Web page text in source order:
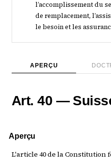
l’accomplissement du
de remplacement,
le besoin et les
APERÇU
Art. 40 —
Aperçu
L'article 40 de la Constitution